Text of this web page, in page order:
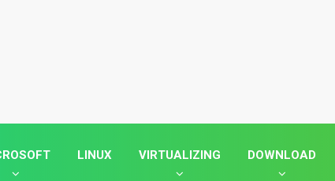
LINUX VIRTUALIZING DOWNLOAD